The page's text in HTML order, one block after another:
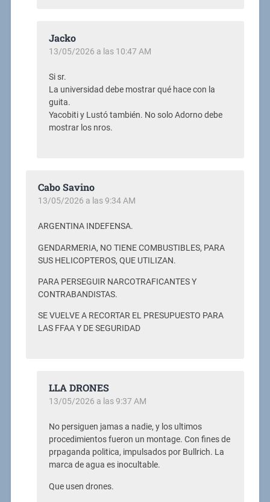
Jacko
13/05/2026 a las 10:47 AM
Si sr.
La universidad debe mostrar qué hace con la
guita.
Yacobiti y Lustó también. No solo Adorno debe
mostrar los nros.
Cabo Savino
13/05/2026 a las 9:34 AM
ARGENTINA INDEFENSA.
GENDARMERIA, NO TIENE COMBUSTIBLES, PARA
SUS HELICOPTEROS, QUE UTILIZAN.
PARA PERSEGUIR NARCOTRAFICANTES Y
CONTRABANDISTAS.
SE VUELVE A RECORTAR EL PRESUPUESTO PARA
LAS FFAA Y DE SEGURIDAD
LLA DRONES
13/05/2026 a las 9:37 AM
No persiguen jamas a nadie, y los ultimos
procedimientos fueron un montage. Con fines de
prpaganda politica, impulsados por Bullrich. La
marca de agua es inocultable.
Que usen drones.